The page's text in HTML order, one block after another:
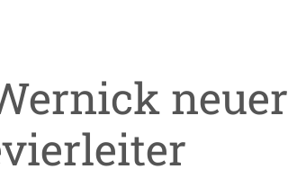
neuer